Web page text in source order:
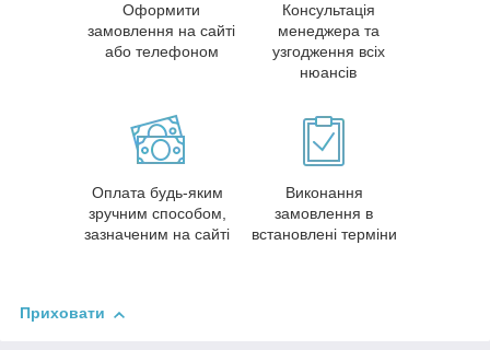
Оформити
замовлення на сайті
або телефоном
Консультація
менеджера та
узгодження всіх
нюансів
Оплата будь-яким
зручним способом,
зазначеним на сайті
Виконання
замовлення в
встановлені терміни
Приховати